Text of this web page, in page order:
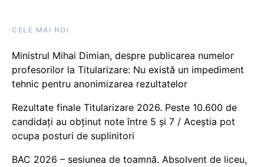
CELE MAI NOI
Ministrul Mihai Dimian, despre publicarea numelor
profesorilor la Titularizare: Nu există un impediment
tehnic pentru anonimizarea rezultatelor
Rezultate finale Titularizare 2026. Peste 10.600 de
candidați au obținut note între 5 și 7 / Aceștia pot
ocupa posturi de suplinitori
BAC 2026 – sesiunea de toamnă. Absolvent de liceu,